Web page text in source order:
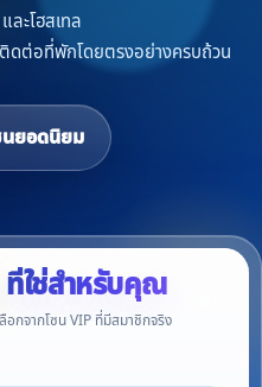
ละโฮสเทล
ดต่อที่พักโดยตรงอย่างครบถ้วน
นยอดนิยม
ที่ใช่สำหรับคุณ
กจากโซน VIP ที่มีสมาชิกจริง